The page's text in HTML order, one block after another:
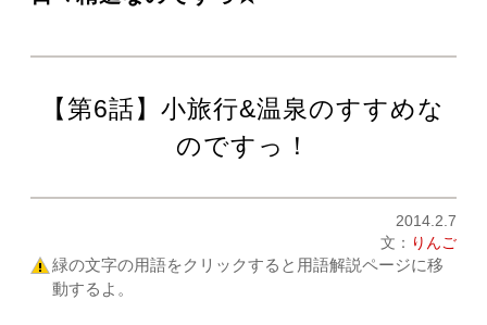
【第6話】小旅行&温泉のすすめな
のですっ！
2014.2.7
文： りんご
緑の文字の用語をクリックすると用語解説ページに移
動するよ。